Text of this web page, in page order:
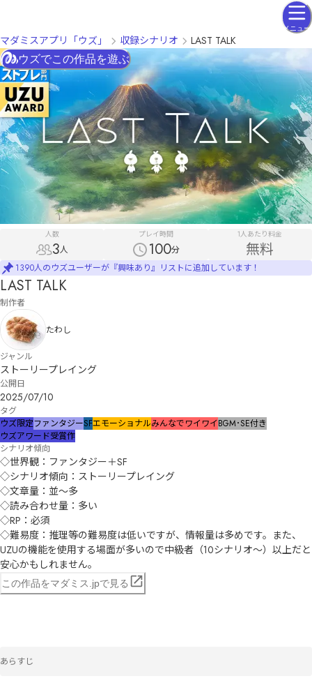
メニュー
マダミスアプリ「ウズ」 収録シナリオ LAST TALK
人数
3人
プレイ時間
100分
1人あたり料金
無料
1390人のウズユーザーが『興味あり』リストに追加しています！
ウズでこの作品を遊ぶ
LAST TALK
制作者
たわし
ジャンル
ストーリープレイング
公開日
2025/07/10
タグ
ウズ限定ファンタジーSFエモーショナルみんなでワイワイBGM･SE付き
ウズアワード受賞作
シナリオ傾向
◇世界観：ファンタジー＋SF
◇シナリオ傾向：ストーリープレイング
◇文章量：並〜多
◇読み合わせ量：多い
◇RP：必須
◇難易度：推理等の難易度は低いですが、情報量は多めです。また、
UZUの機能を使用する場面が多いので中級者（10シナリオ〜）以上だと
安心かもしれません。
この作品をマダミス.jpで見る
あらすじ